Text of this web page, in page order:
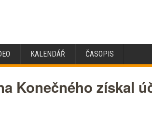
KALENDÁŘ ČASOPIS
Konečného získal